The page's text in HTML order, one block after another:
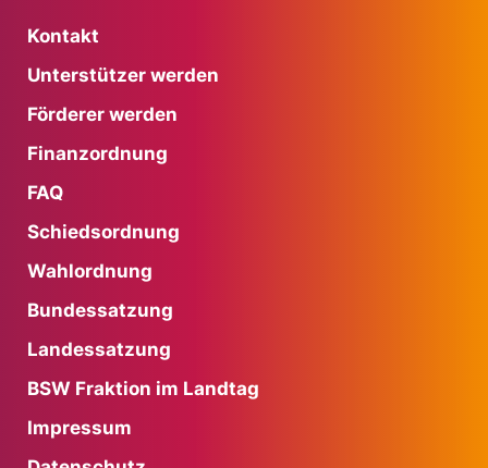
Kontakt
Unterstützer werden
Förderer werden
Finanzordnung
FAQ
Schiedsordnung
Wahlordnung
Bundessatzung
Landessatzung
BSW Fraktion im Landtag
Impressum